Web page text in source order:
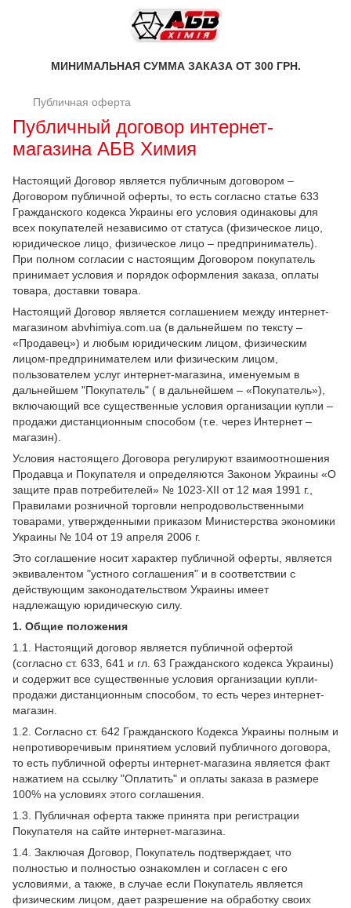
МИНИМАЛЬНАЯ СУММА ЗАКАЗА ОТ 300 ГРН.
Публичная оферта
Публичный договор интернет-
магазина АБВ Химия
Настоящий Договор является публичным договором –
Договором публичной оферты, то есть согласно статье 633
Гражданского кодекса Украины его условия одинаковы для
всех покупателей независимо от статуса (физическое лицо,
юридическое лицо, физическое лицо – предприниматель).
При полном согласии с настоящим Договором покупатель
принимает условия и порядок оформления заказа, оплаты
товара, доставки товара.
Настоящий Договор является соглашением между интернет-
магазином abvhimiya.com.ua (в дальнейшем по тексту –
«Продавец») и любым юридическим лицом, физическим
лицом-предпринимателем или физическим лицом,
пользователем услуг интернет-магазина, именуемым в
дальнейшем "Покупатель" ( в дальнейшем – «Покупатель»),
включающий все существенные условия организации купли –
продажи дистанционным способом (т.е. через Интернет –
магазин).
Условия настоящего Договора регулируют взаимоотношения
Продавца и Покупателя и определяются Законом Украины «О
защите прав потребителей» № 1023-XII от 12 мая 1991 г.,
Правилами розничной торговли непродовольственными
товарами, утвержденными приказом Министерства экономики
Украины № 104 от 19 апреля 2006 г.
Это соглашение носит характер публичной оферты, является
эквивалентом "устного соглашения" и в соответствии с
действующим законодательством Украины имеет
надлежащую юридическую силу.
1. Общие положения
1.1. Настоящий договор является публичной офертой
(согласно ст. 633, 641 и гл. 63 Гражданского кодекса Украины)
и содержит все существенные условия организации купли-
продажи дистанционным способом, то есть через интернет-
магазин.
1.2. Согласно ст. 642 Гражданского Кодекса Украины полным и
непротиворечивым принятием условий публичного договора,
то есть публичной оферты интернет-магазина является факт
нажатием на ссылку "Оплатить" и оплаты заказа в размере
100% на условиях этого соглашения.
1.3. Публичная оферта также принята при регистрации
Покупателя на сайте интернет-магазина.
1.4. Заключая Договор, Покупатель подтверждает, что
полностью и полностью ознакомлен и согласен с его
условиями, а также, в случае если Покупатель является
физическим лицом, дает разрешение на обработку своих